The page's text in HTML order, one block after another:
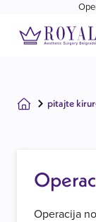
pitajte
Operacija